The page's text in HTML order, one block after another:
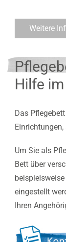
Weitere
Hilfe
Das
Um Sie als
Bett über
eingestellt
Ihren